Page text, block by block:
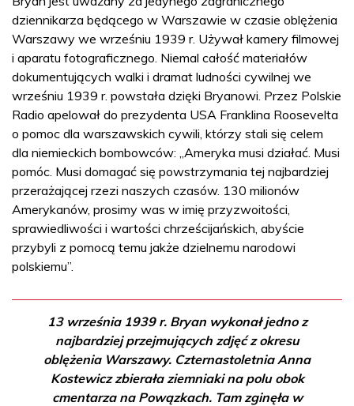
dziennikarza będącego w Warszawie w czasie oblężenia
Warszawy we wrześniu 1939 r. Używał kamery filmowej
i aparatu fotograficznego. Niemal całość materiałów
dokumentujących walki i dramat ludności cywilnej we
wrześniu 1939 r. powstała dzięki Bryanowi. Przez Polskie
Radio apelował do prezydenta USA Franklina Roosevelta
o pomoc dla warszawskich cywili, którzy stali się celem
dla niemieckich bombowców: „Ameryka musi działać. Musi
pomóc. Musi domagać się powstrzymania tej najbardziej
przerażającej rzezi naszych czasów. 130 milionów
Amerykanów, prosimy was w imię przyzwoitości,
sprawiedliwości i wartości chrześcijańskich, abyście
przybyli z pomocą temu jakże dzielnemu narodowi
polskiemu”.
13 września 1939 r. Bryan wykonał jedno z
najbardziej przejmujących zdjęć z okresu
oblężenia Warszawy. Czternastoletnia Anna
Kostewicz zbierała ziemniaki na polu obok
cmentarza na Powązkach. Tam zginęła w